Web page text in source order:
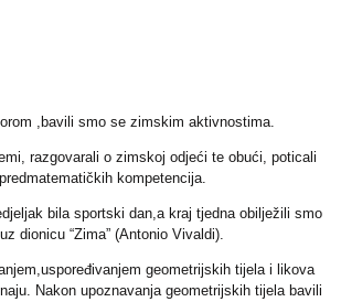
,bavili smo se zimskim aktivnostima.
razgovarali o zimskoj odjeći te obući, poticali
kompetencija.
bila sportski dan,a kraj tjedna obilježili smo
dionicu “Zima” (Antonio Vivaldi).
geometrijskih tijela i likova
Nakon upoznavanja geometrijskih tijela bavili